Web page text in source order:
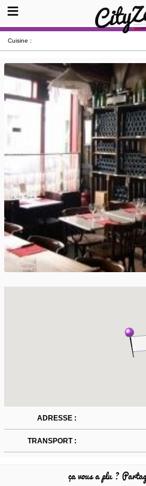
Cuisine :
ADRESSE :
TRANSPORT :
ça vous a plu ?